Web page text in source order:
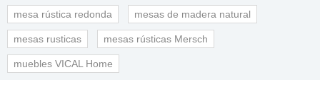
mesa rústica redonda mesas de madera natural
mesas rusticas mesas rústicas Mersch
muebles VICAL Home